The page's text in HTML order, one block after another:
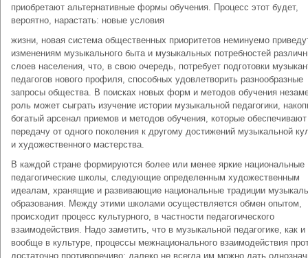
приобретают альтернативные формы обучения. Процесс этот будет,
вероятно, нарастать: новые условия
жизни, новая система общественных приоритетов неминуемо
изменениям музыкального быта и музыкальных потребностей
слоев населения, что, в свою очередь, потребует подготовки
педагогов нового профиля, способных удовлетворить разнообразные
запросы общества. В поисках новых форм и методов обучения
роль может сыграть изучение истории музыкальной педагогики,
богатый арсенал приемов и методов обучения, которые обеспечивают
передачу от одного поколения к другому достижений музыкальной
и художественного мастерства.
В каждой стране формируются более или менее яркие национальные
педагогические школы, следующие определенным художественным
идеалам, хранящие и развивающие национальные традиции
образования. Между этими школами осуществляется обмен опытом,
происходит процесс культурного, в частности педагогического
взаимодействия. Надо заметить, что в музыкальной педагогике, как и
вообще в культуре, процессы межнационального взаимодействия
достаточно противоречиво: далеко не всегда им можно дать